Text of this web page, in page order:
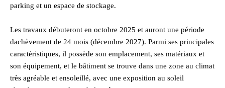
parking et un espace de stockage.
Les travaux débuteront en octobre 2025 et auront une période
dachèvement de 24 mois (décembre 2027). Parmi ses principales
caractéristiques, il possède son emplacement, ses matériaux et
son équipement, et le bâtiment se trouve dans une zone au climat
très agréable et ensoleillé, avec une exposition au soleil